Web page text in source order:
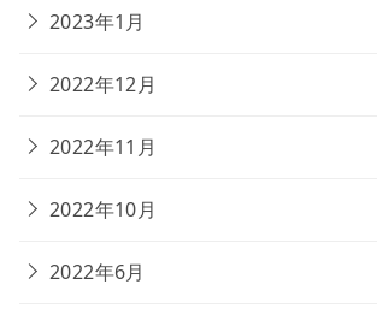
2023年1月
2022年12月
2022年11月
2022年10月
2022年6月